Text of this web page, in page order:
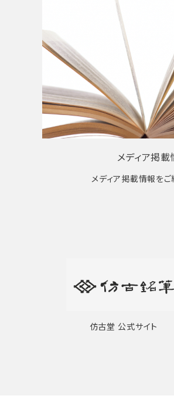
メディア掲載
メディア掲載情報をご
仿古堂 公式サイト